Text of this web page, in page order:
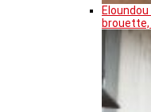
Eloundou
brouette,